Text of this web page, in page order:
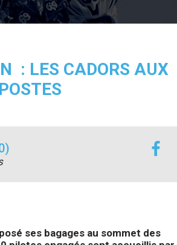
: LES CADORS AUX
ses bagages au sommet des